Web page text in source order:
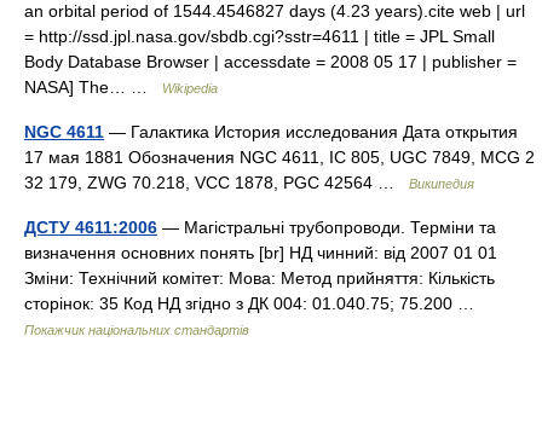
an orbital period of 1544.4546827 days (4.23 years).cite web | url
= http://ssd.jpl.nasa.gov/sbdb.cgi?sstr=4611 | title = JPL Small
Body Database Browser | accessdate = 2008 05 17 | publisher =
NASA] The… …
Wikipedia
NGC 4611 — Галактика История исследования Дата открытия
17 мая 1881 Обозначения NGC 4611, IC 805, UGC 7849, MCG 2
32 179, ZWG 70.218, VCC 1878, PGC 42564 …
Википедия
ДСТУ 4611:2006 — Магістральні трубопроводи. Терміни та
визначення основних понять [br] НД чинний: від 2007 01 01
Зміни: Технічний комітет: Мова: Метод прийняття: Кількість
сторінок: 35 Код НД згідно з ДК 004: 01.040.75; 75.200 …
Покажчик національних стандартів